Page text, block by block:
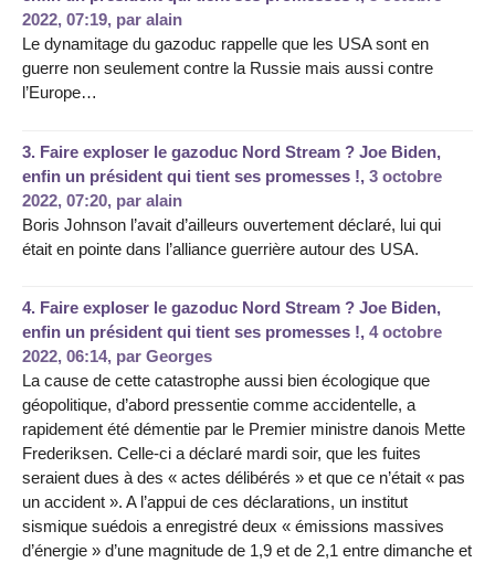
2022, 07:19, par alain
Le dynamitage du gazoduc rappelle que les USA sont en
guerre non seulement contre la Russie mais aussi contre
l’Europe…
3. Faire exploser le gazoduc Nord Stream ? Joe Biden,
enfin un président qui tient ses promesses !, 3 octobre
2022, 07:20, par alain
Boris Johnson l’avait d’ailleurs ouvertement déclaré, lui qui
était en pointe dans l’alliance guerrière autour des USA.
4. Faire exploser le gazoduc Nord Stream ? Joe Biden,
enfin un président qui tient ses promesses !, 4 octobre
2022, 06:14, par Georges
La cause de cette catastrophe aussi bien écologique que
géopolitique, d’abord pressentie comme accidentelle, a
rapidement été démentie par le Premier ministre danois Mette
Frederiksen. Celle-ci a déclaré mardi soir, que les fuites
seraient dues à des « actes délibérés » et que ce n’était « pas
un accident ». A l’appui de ces déclarations, un institut
sismique suédois a enregistré deux « émissions massives
d’énergie » d’une magnitude de 1,9 et de 2,1 entre dimanche et